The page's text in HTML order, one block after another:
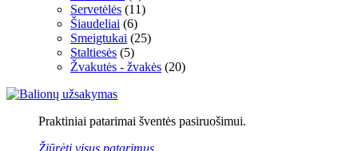
Servetėlės (11)
Šiaudeliai (6)
Smeigtukai (25)
Staltiesės (5)
Žvakutės - žvakės (20)
Praktiniai patarimai šventės pasiruošimui.
Žiūrėti visus patarimus